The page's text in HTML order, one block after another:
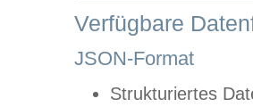
Verfügbare
JSON-Format
Strukturiertes